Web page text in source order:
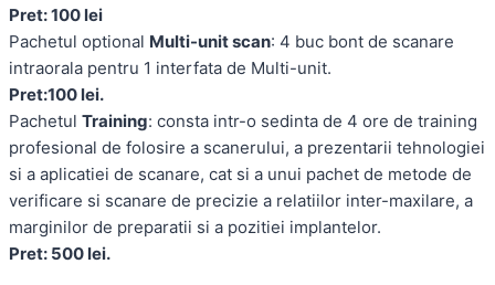
Pret: 100 lei
Pachetul optional Multi-unit scan: 4 buc bont de scanare
intraorala pentru 1 interfata de Multi-unit.
Pret:100 lei.
Pachetul Training: consta intr-o sedinta de 4 ore de training
profesional de folosire a scanerului, a prezentarii tehnologiei
si a aplicatiei de scanare, cat si a unui pachet de metode de
verificare si scanare de precizie a relatiilor inter-maxilare, a
marginilor de preparatii si a pozitiei implantelor.
Pret: 500 lei.